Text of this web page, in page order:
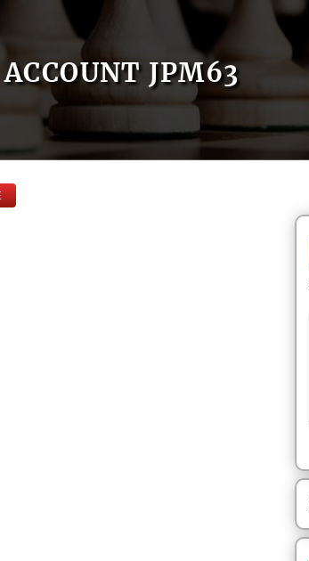
ACCOUNT JPM63